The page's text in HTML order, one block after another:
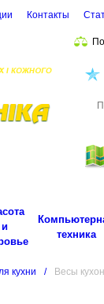
Контакты
и
техника
кухни / Весы